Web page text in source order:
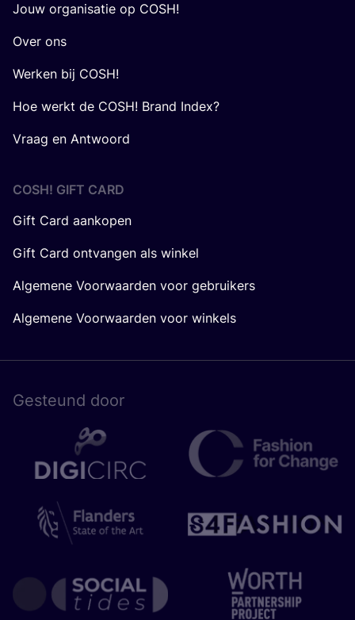
Jouw organisatie op COSH!
Over ons
Werken bij COSH!
Hoe werkt de COSH! Brand Index?
Vraag en Antwoord
COSH! GIFT CARD
Gift Card aankopen
Gift Card ontvangen als winkel
Algemene Voorwaarden voor gebruikers
Algemene Voorwaarden voor winkels
Gesteund door